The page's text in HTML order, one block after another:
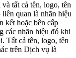
tất cả tên, logo, tên
quan là nhãn hiệu
kết hoặc bên cấp
các nhãn hiệu đó khi
Tất cả tên, logo, tên
trên Dịch vụ là